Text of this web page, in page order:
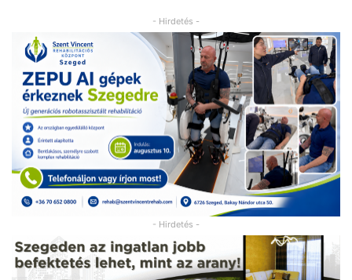
- Hirdetés -
- Hirdetés -